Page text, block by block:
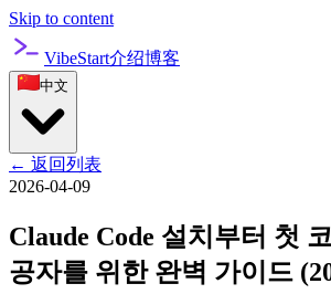
Skip to content
VibeStart介绍博客
中文
← 返回列表
2026-04-09
Claude Code 설치부터 첫
공자를 위한 완벽 가이드